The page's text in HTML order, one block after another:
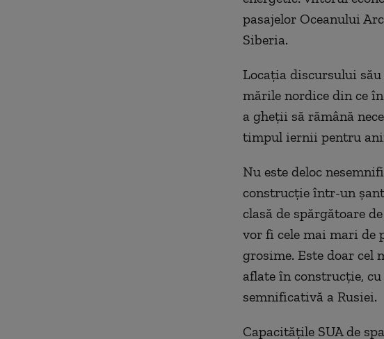
pasajelor Oceanului
Siberia.
Locația discursului
mările nordice din ce
a gheții să rămână
timpul iernii pentru
Nu este deloc
construcție într-un
clasă de spărgătoare
vor fi cele mai mari de
grosime. Este doar cel
aflate în construcție,
semnificativă a Rusiei.
Capacitățile SUA de